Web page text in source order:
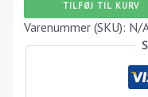
TILFØJ TIL KURV
Varenummer (SKU): N/A